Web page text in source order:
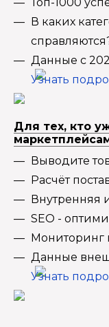
В каких
Данные с
Узнать
Для тех, кто
Выводите
Расчёт
Внутренняя
SEO -
Мониторинг
Данные
Узнать